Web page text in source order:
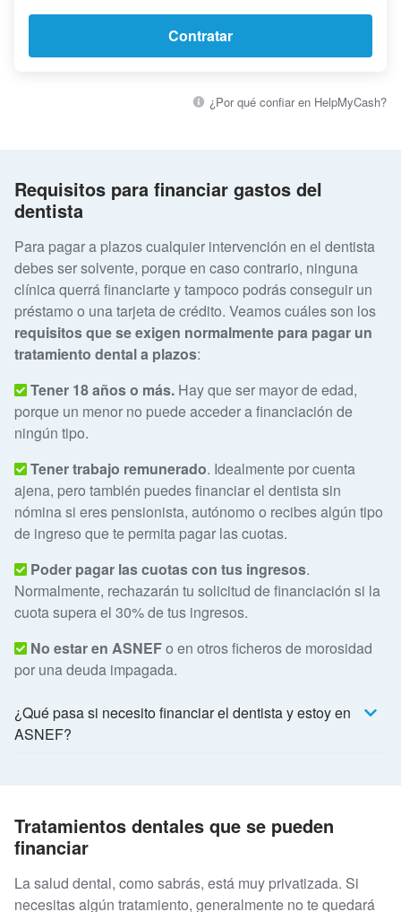
Contratar
¿Por qué confiar en HelpMyCash?
Requisitos para financiar gastos del
dentista
Para pagar a plazos cualquier intervención en el dentista
debes ser solvente, porque en caso contrario, ninguna
clínica querrá financiarte y tampoco podrás conseguir un
préstamo o una tarjeta de crédito. Veamos cuáles son los
requisitos que se exigen normalmente para pagar un
tratamiento dental a plazos:
Tener 18 años o más. Hay que ser mayor de edad,
porque un menor no puede acceder a financiación de
ningún tipo.
Tener trabajo remunerado. Idealmente por cuenta
ajena, pero también puedes financiar el dentista sin
nómina si eres pensionista, autónomo o recibes algún tipo
de ingreso que te permita pagar las cuotas.
Poder pagar las cuotas con tus ingresos.
Normalmente, rechazarán tu solicitud de financiación si la
cuota supera el 30% de tus ingresos.
No estar en ASNEFo en otros ficheros de morosidad
por una deuda impagada.
¿Qué pasa si necesito financiar el dentista y estoy en
ASNEF?
Tratamientos dentales que se pueden
financiar
La salud dental, como sabrás, está muy privatizada. Si
necesitas algún tratamiento, generalmente no te quedará